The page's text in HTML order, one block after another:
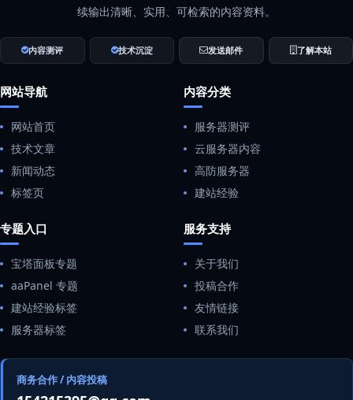
续输出清晰、实用、可检索的内容资料。
内容测评 技术沉淀 发送邮件 了解本站
网站导航
网站首页
技术文章
新闻动态
标签页
内容分类
服务器测评
云服务器内容
高防服务器
建站经验
专题入口
宝塔面板专题
aaPanel 专题
建站经验标签
服务器标签
服务支持
关于我们
投稿合作
友情链接
联系我们
商务合作 / 内容投稿